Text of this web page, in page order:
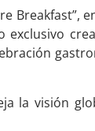
Breakfast”,
exclusivo
la visión